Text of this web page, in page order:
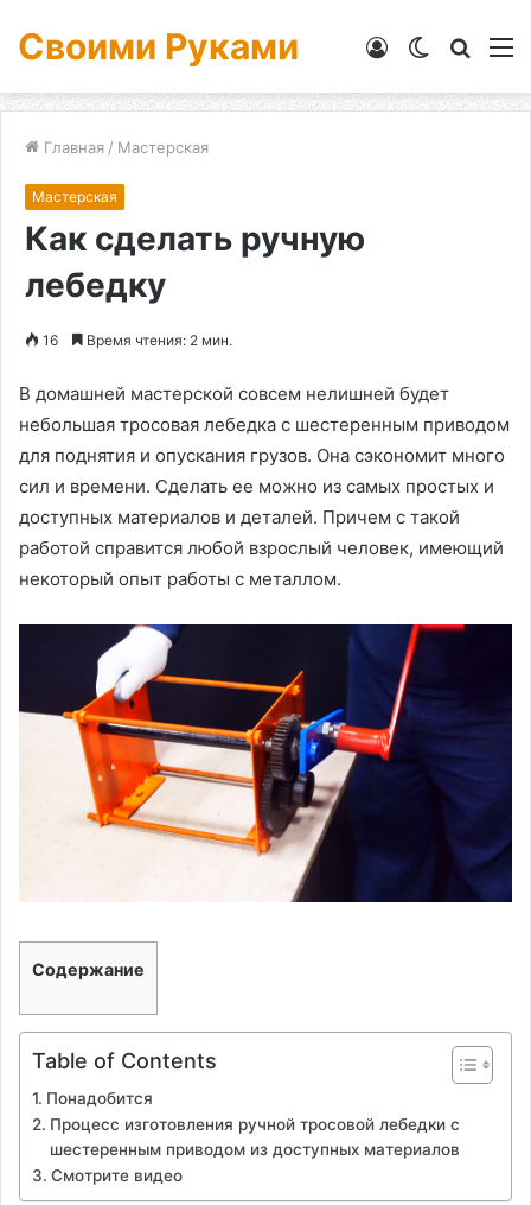
Своими Руками
Switch
Войти
Главная / Мастерская
Мастерская
Как сделать ручную
лебедку
16 Время чтения: 2 мин.
В домашней мастерской совсем нелишней будет
небольшая тросовая лебедка с шестеренным приводом
для поднятия и опускания грузов. Она сэкономит много
сил и времени. Сделать ее можно из самых простых и
доступных материалов и деталей. Причем с такой
работой справится любой взрослый человек, имеющий
некоторый опыт работы с металлом.
Содержание
Table of Contents
Понадобится
Процесс изготовления ручной тросовой лебедки с
шестеренным приводом из доступных материалов
Смотрите видео